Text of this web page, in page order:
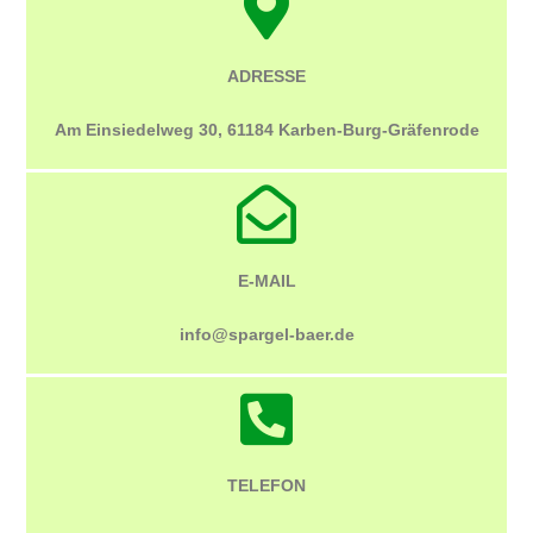
ADRESSE
Am Einsiedelweg 30, 61184 Karben-Burg-Gräfenrode
E-MAIL
info@spargel-baer.de
TELEFON